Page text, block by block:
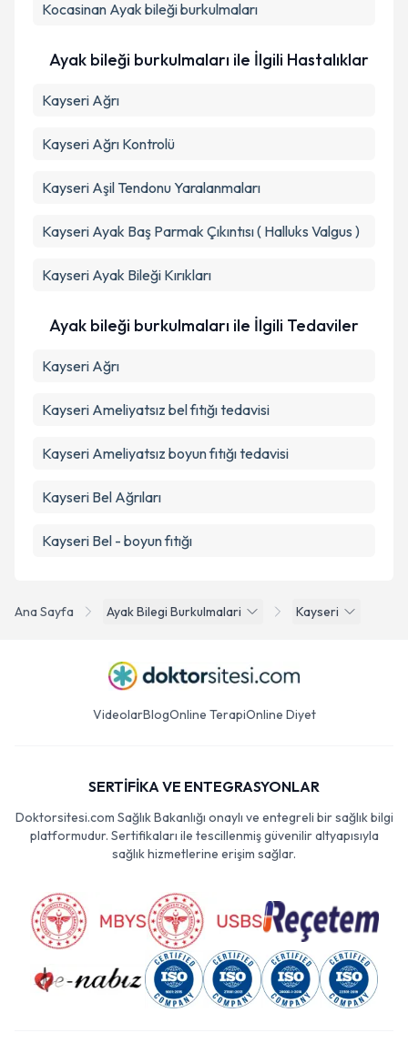
Ana Sayfa Ayak Bilegi Burkulmalari Kayseri
Kocasinan Ayak bileği burkulmaları
Ayak bileği burkulmaları ile İlgili Hastalıklar
Kayseri Ağrı
Kayseri Ağrı Kontrolü
Kayseri Aşil Tendonu Yaralanmaları
Kayseri Ayak Baş Parmak Çıkıntısı ( Halluks Valgus )
Kayseri Ayak Bileği Kırıkları
Ayak bileği burkulmaları ile İlgili Tedaviler
Kayseri Ağrı
Kayseri Ameliyatsız bel fıtığı tedavisi
Kayseri Ameliyatsız boyun fıtığı tedavisi
Kayseri Bel Ağrıları
Kayseri Bel - boyun fıtığı
VideolarBlogOnline TerapiOnline Diyet
SERTİFİKA VE ENTEGRASYONLAR
Doktorsitesi.com Sağlık Bakanlığı onaylı ve entegreli bir sağlık bilgi
platformudur. Sertifikaları ile tescillenmiş güvenilir altyapısıyla
sağlık hizmetlerine erişim sağlar.